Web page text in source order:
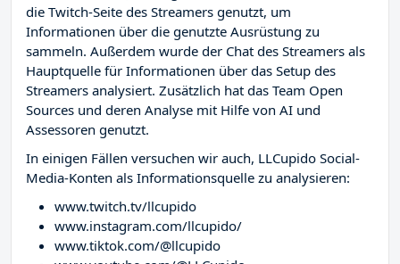
die Twitch-Seite des Streamers genutzt, um
Informationen über die genutzte Ausrüstung zu
sammeln. Außerdem wurde der Chat des Streamers als
Hauptquelle für Informationen über das Setup des
Streamers analysiert. Zusätzlich hat das Team Open
Sources und deren Analyse mit Hilfe von AI und
Assessoren genutzt.
In einigen Fällen versuchen wir auch, LLCupido Social-
Media-Konten als Informationsquelle zu analysieren:
www.twitch.tv/llcupido
www.instagram.com/llcupido/
www.tiktok.com/@llcupido